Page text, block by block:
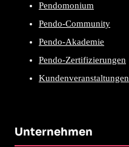
Pendomonium
Pendo-Community
Pendo-Akademie
Pendo-Zertifizierungen
Kundenveranstaltungen
Unternehmen